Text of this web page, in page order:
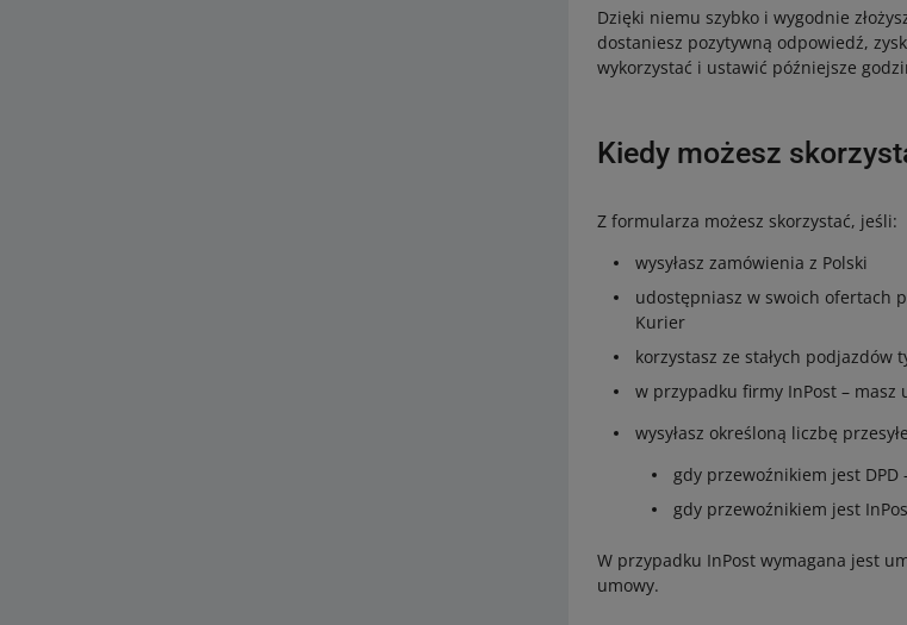
Dzięki niemu szybko i wygodnie
dostaniesz pozytywną odpowiedź,
wykorzystać i ustawić późniejsze
Kiedy możesz
Z formularza możesz skorzystać, jeśli:
wysyłasz zamówienia z Polski
udostępniasz w swoich ofertach
Kurier
korzystasz ze stałych podjazdów
w przypadku firmy InPost –
wysyłasz określoną liczbę
gdy przewoźnikiem jest
gdy przewoźnikiem jest
W przypadku InPost wymagana jest
umowy.